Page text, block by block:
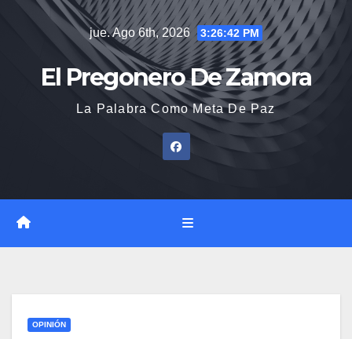
jue. Ago 6th, 2026 3:26:43 PM
El Pregonero De Zamora
La Palabra Como Meta De Paz
OPINIÓN